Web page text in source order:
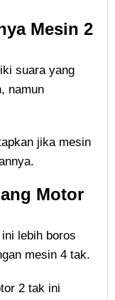
Mesin 2
suara yang
namun
jika mesin
Motor
lebih boros
mesin 4 tak.
2 tak ini